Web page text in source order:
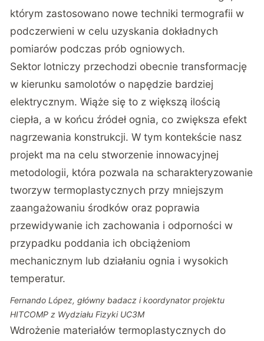
którym zastosowano nowe techniki termografii w
podczerwieni w celu uzyskania dokładnych
pomiarów podczas prób ogniowych.
Sektor lotniczy przechodzi obecnie transformację
w kierunku samolotów o napędzie bardziej
elektrycznym. Wiąże się to z większą ilością
ciepła, a w końcu źródeł ognia, co zwiększa efekt
nagrzewania konstrukcji. W tym kontekście nasz
projekt ma na celu stworzenie innowacyjnej
metodologii, która pozwala na scharakteryzowanie
tworzyw termoplastycznych przy mniejszym
zaangażowaniu środków oraz poprawia
przewidywanie ich zachowania i odporności w
przypadku poddania ich obciążeniom
mechanicznym lub działaniu ognia i wysokich
temperatur.
Fernando López, główny badacz i koordynator projektu
HITCOMP z Wydziału Fizyki UC3M
Wdrożenie materiałów termoplastycznych do